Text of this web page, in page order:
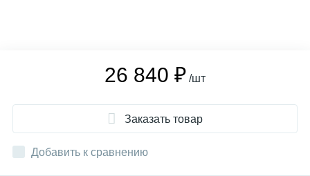
26 840 ₽ /шт
Заказать товар
Добавить к сравнению